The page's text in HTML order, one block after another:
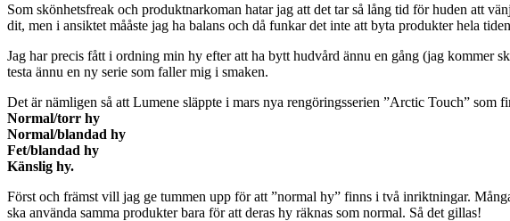
Som skönhetsfreak och produktnarkoman hatar jag att det tar så lång tid för huden att
dit, men i ansiktet mååste jag ha balans och då funkar det inte att byta produkter hela
Jag har precis fått i ordning min hy efter att ha bytt hudvård ännu en gång (jag kommer
testa ännu en ny serie som faller mig i smaken.
Det är nämligen så att Lumene släppte i mars nya rengöringsserien ”Arctic Touch” som
Normal/torr hy
Normal/blandad hy
Fet/blandad hy
Känslig hy.
Först och främst vill jag ge tummen upp för att ”normal hy” finns i två inriktningar.
ska använda samma produkter bara för att deras hy räknas som normal. Så det gillas!